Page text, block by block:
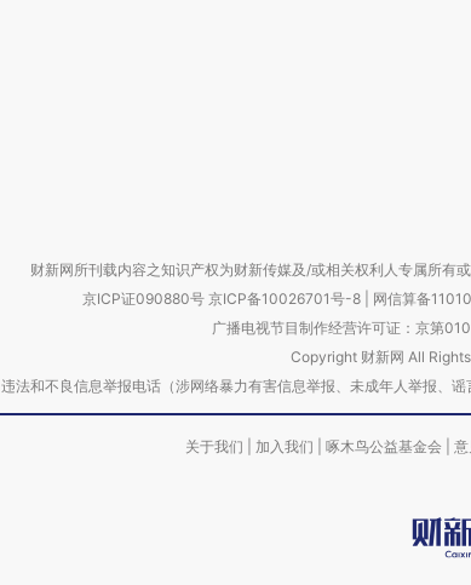
财新网所刊载内容之知识产权为财新传媒及/或相关权利人专属所有
京ICP证090880号 京ICP备10026701号-8 网信算备
广播电视节目制作经营许可证：京第
Copyright 财新网 All
违法和不良信息举报电话（涉网络暴力有害信息举报、未成年人举报
关于我们 加入我们 啄木鸟公益基金会